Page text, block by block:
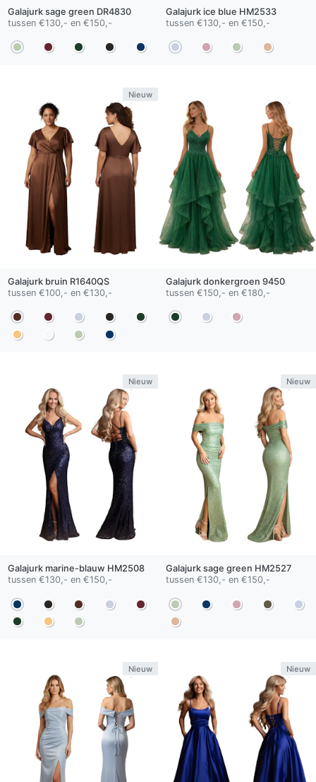
Galajurk sage green DR4830
tussen €130,- en €150,-
Galajurk ice blue HM2533
tussen €130,- en €150,-
Nieuw
Galajurk bruin R1640QS
tussen €100,- en €130,-
Galajurk donkergroen 9450
tussen €150,- en €180,-
Nieuw
Galajurk marine-blauw HM2508
tussen €130,- en €150,-
Nieuw
Galajurk sage green HM2527
tussen €130,- en €150,-
Nieuw Nieuw